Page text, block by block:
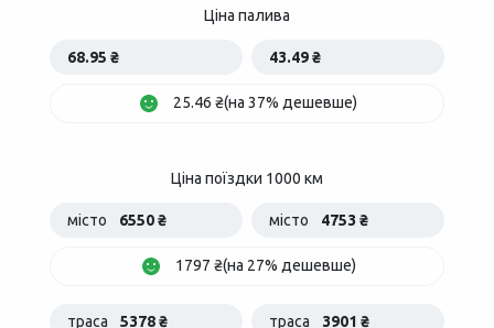
Ціна палива
68.95 ₴ 43.49 ₴
25.46 ₴(на 37% дешевше)
Ціна поїздки 1000 км
місто 6550 ₴ місто 4753 ₴
1797 ₴(на 27% дешевше)
траса 5378 ₴ траса 3901 ₴